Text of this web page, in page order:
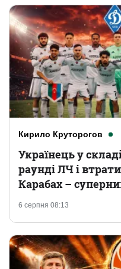
Кирило Круторогов
6 серпня 08:13
Українець у
раунді ЛЧ і
Карабах –